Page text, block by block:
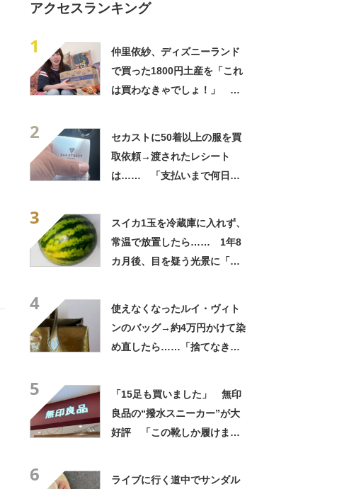
アクセスランキング
1
仲里依紗、ディズニーランド
で買った1800円土産を「これ
は買わなきゃでしょ！」
2
セカストに50着以上の服を買
取依頼→渡されたレシート
は…… 「支払いまで何日か
3
スイカ1玉を冷蔵庫に入れず、
常温で放置したら…… 1年8
カ月後、目を疑う光景に「ヤ
4
使えなくなったルイ・ヴィト
ンのバッグ→約4万円かけて染
め直したら……「捨てなきゃ
5
「15足も買いました」 無印
良品の“撥水スニーカー”が大
好評 「この靴しか履けませ
6
ライブに行く道中でサンダル